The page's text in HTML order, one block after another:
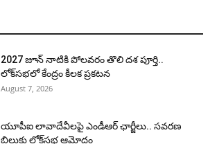
2027 జూన్ నాటికి పోలవరం తొలి దశ పూర్తి..
లోక్‌సభలో కేంద్రం కీలక ప్రకటన
August 7, 2026
యూపీఐ లావాదేవీలపై ఎండీఆర్ ఛార్జీలు.. సవరణ
బిల్లుకు లోక్‌సభ ఆమోదం